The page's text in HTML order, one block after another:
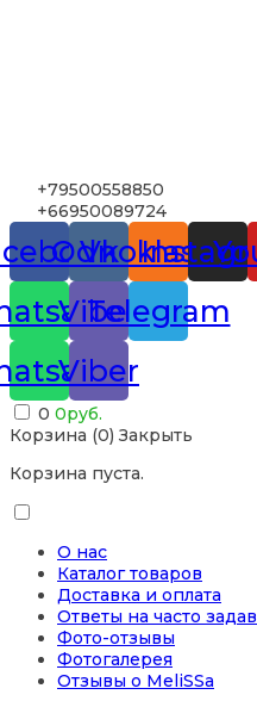
+79500558850
+66950089724
Vk
Viber
Telegram
Viber
0 0руб.
Корзина (0) Закрыть
Корзина пуста.
О нас
Каталог товаров
Доставка и оплата
Ответы на часто
Фото-отзывы
Фотогалерея
Отзывы о MeliSSa